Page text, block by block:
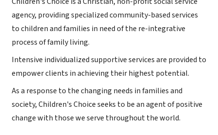
agency, providing specialized community-based services
to children and families in need of the re-integrative
process of family living.
Intensive individualized supportive services are provided to
empower clients in achieving their highest potential.
As a response to the changing needs in families and
society, Children's Choice seeks to be an agent of positive
change with those we serve throughout the world.